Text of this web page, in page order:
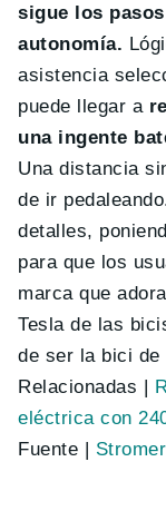
sigue los
autonomía.
asistencia
puede llegar a
una ingente
Una distancia
de ir
detalles,
para que los
marca que
Tesla de las
de ser la bici
Relacionadas |
eléctrica con
Fuente |